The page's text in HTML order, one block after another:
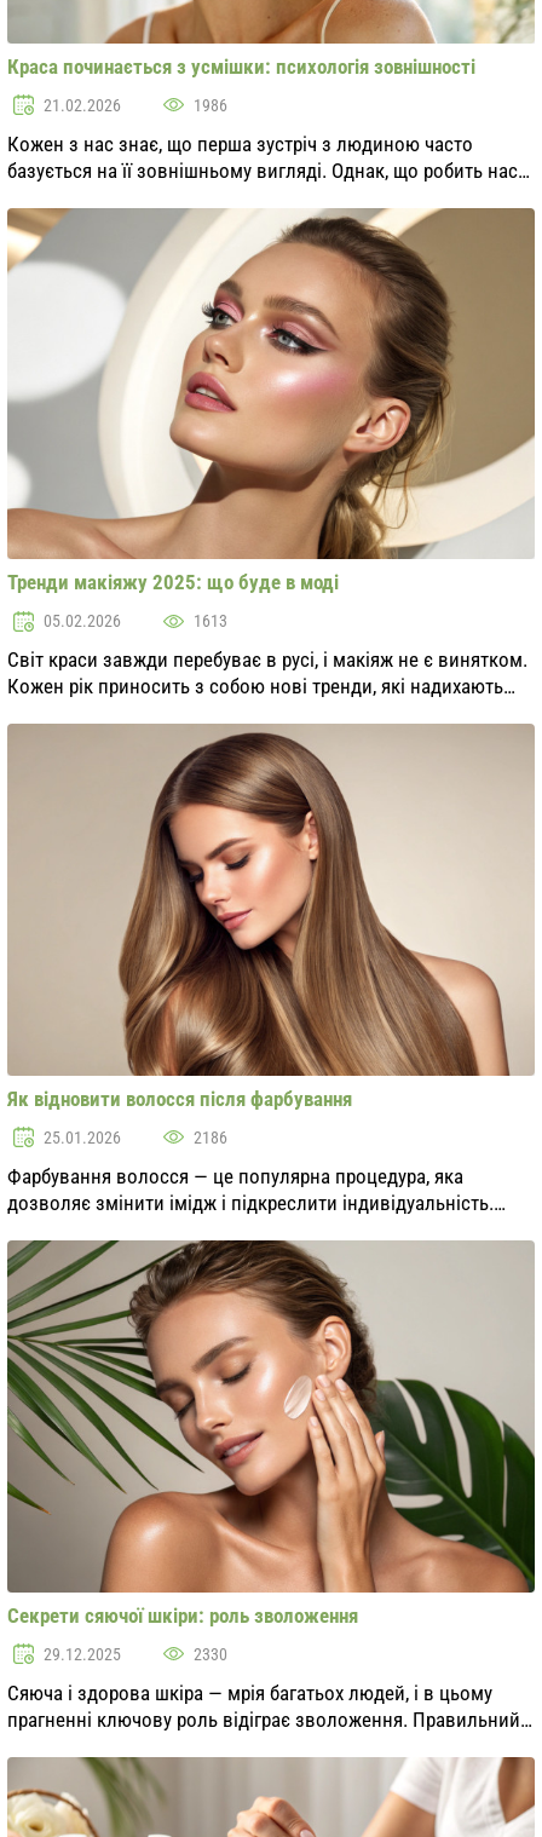
Краса починається з усмішки: психологія зовнішності
21.02.2026 1986
Кожен з нас знає, що перша зустріч з людиною часто
базується на її зовнішньому вигляді. Однак, що робить нас
формують наше сприйняття зовнішності, є ус...
Тренди макіяжу 2025: що буде в моді
05.02.2026 1613
Світ краси завжди перебуває в русі, і макіяж не є винятком.
Кожен рік приносить з собою нові тренди, які надихають
бути яскравими та різномані...
Як відновити волосся після фарбування
25.01.2026 2186
Фарбування волосся — це популярна процедура, яка
дозволяє змінити імідж і підкреслити індивідуальність.
позначитися на здоров'ї волосся, зробивши їх сухими...
Секрети сяючої шкіри: роль зволоження
29.12.2025 2330
Сяюча і здорова шкіра — мрія багатьох людей, і в цьому
прагненні ключову роль відіграє зволоження. Правильний
достатнього рівня вологи досягти ...